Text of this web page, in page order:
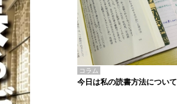
コラム
今日は私の読書方法について